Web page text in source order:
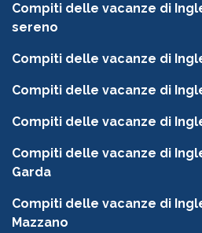
Compiti delle vacanze di
sereno
Compiti delle vacanze di
Compiti delle vacanze di
Compiti delle vacanze di
Compiti delle vacanze di
Garda
Compiti delle vacanze di
Mazzano